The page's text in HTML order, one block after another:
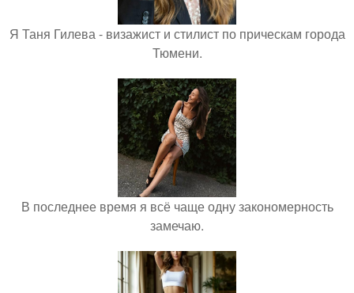
Я Таня Гилева - визажист и стилист по прическам города
Тюмени.
В последнее время я всё чаще одну закономерность
замечаю.